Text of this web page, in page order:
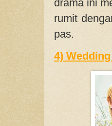
drama ini
rumit
pas.
4)